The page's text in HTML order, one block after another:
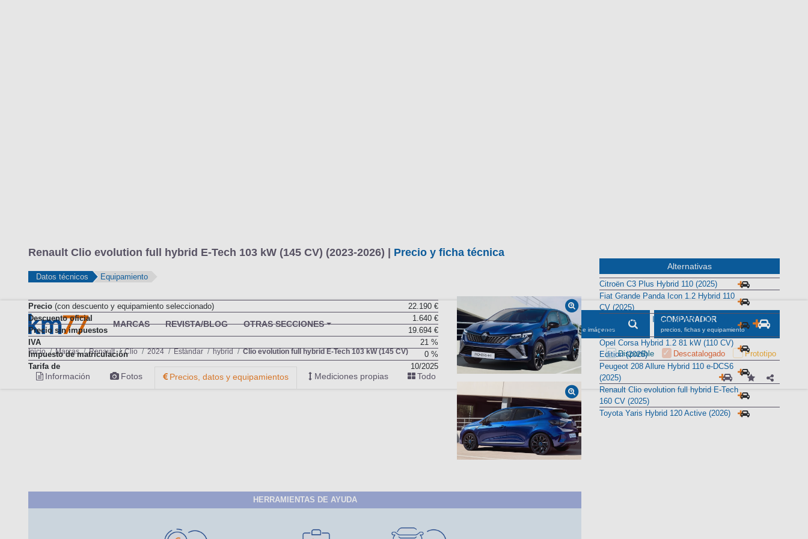
MARCAS REVISTA/BLOG OTRAS SECCIONES BUSCADOR
informaciones, fichas e imágenes
COMPARADOR
precios, fichas y equipamiento
Inicio Marcas Renault Clio 2024 Estándar hybrid Clio evolution full hybrid E-Tech 103 kW (145 CV) Disponible Descatalogado Prototipo
Renault Clio evolution full hybrid E-Tech 103 kW (145 CV) (2023-2026) | Precio y ficha técnica
Precio(con descuento y equipamiento seleccionado)
22.190 €
Descuento oficial
1.640 €
Precio sin impuestos
19.694 €
IVA
21 %
Impuesto de matriculación
0 %
Tarifa de
10/2025
HERRAMIENTAS DE AYUDA
Alternativas
Citroën C3 Plus Hybrid 110 (2025)
Fiat Grande Panda Icon 1.2 Hybrid 110
CV (2025)
Lancia Ypsilon Ibrida 81 kW (110 CV)
(2025)
Opel Corsa Hybrid 1.2 81 kW (110 CV)
Edition (2025)
Peugeot 208 Allure Hybrid 110 e-DCS6
(2025)
Renault Clio evolution full hybrid E-Tech
160 CV (2025)